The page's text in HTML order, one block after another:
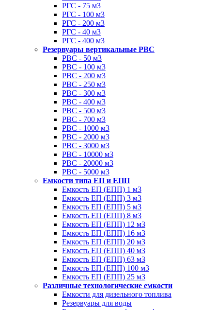
РГС - 75 м3
РГС - 100 м3
РГС - 200 м3
РГС - 40 м3
РГС - 400 м3
Резервуары вертикальные РВС
РВС - 50 м3
РВС - 100 м3
РВС - 200 м3
РВС - 250 м3
РВС - 300 м3
РВС - 400 м3
РВС - 500 м3
РВС - 700 м3
РВС - 1000 м3
РВС - 2000 м3
РВС - 3000 м3
РВС - 10000 м3
РВС - 20000 м3
РВС - 5000 м3
Емкости типа ЕП и ЕПП
Емкость ЕП (ЕПП) 1 м3
Емкость ЕП (ЕПП) 3 м3
Емкость ЕП (ЕПП) 5 м3
Емкость ЕП (ЕПП) 8 м3
Емкость ЕП (ЕПП) 12 м3
Емкость ЕП (ЕПП) 16 м3
Емкость ЕП (ЕПП) 20 м3
Емкость ЕП (ЕПП) 40 м3
Емкость ЕП (ЕПП) 63 м3
Емкость ЕП (ЕПП) 100 м3
Емкость ЕП (ЕПП) 25 м3
Различные технологические емкости
Емкости для дизельного топлива
Резервуары для воды